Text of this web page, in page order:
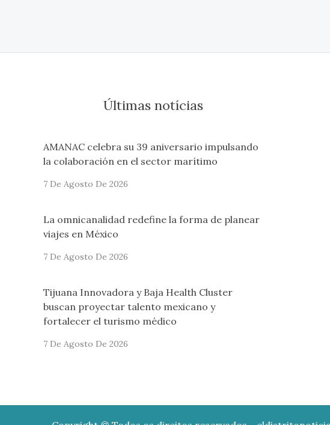
Últimas notícias
AMANAC celebra su 39 aniversario impulsando
la colaboración en el sector marítimo
7 De Agosto De 2026
La omnicanalidad redefine la forma de planear
viajes en México
7 De Agosto De 2026
Tijuana Innovadora y Baja Health Cluster
buscan proyectar talento mexicano y
fortalecer el turismo médico
7 De Agosto De 2026